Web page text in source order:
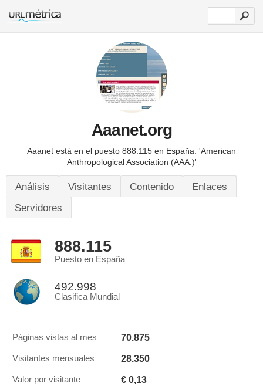
Aaanet.org
Aaanet está en el puesto 888.115 en España. 'American
Anthropological Association (AAA.)'
Análisis Visitantes Contenido
Enlaces
Servidores
888.115
Puesto en España
492.998
Clasifica Mundial
Páginas vistas al mes 70.875
Visitantes mensuales 28.350
Valor por visitante € 0,13